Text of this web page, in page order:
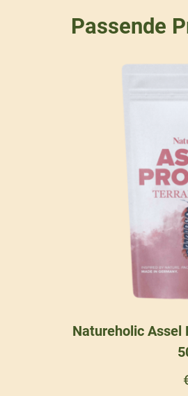
Passende
Natureholic Assel